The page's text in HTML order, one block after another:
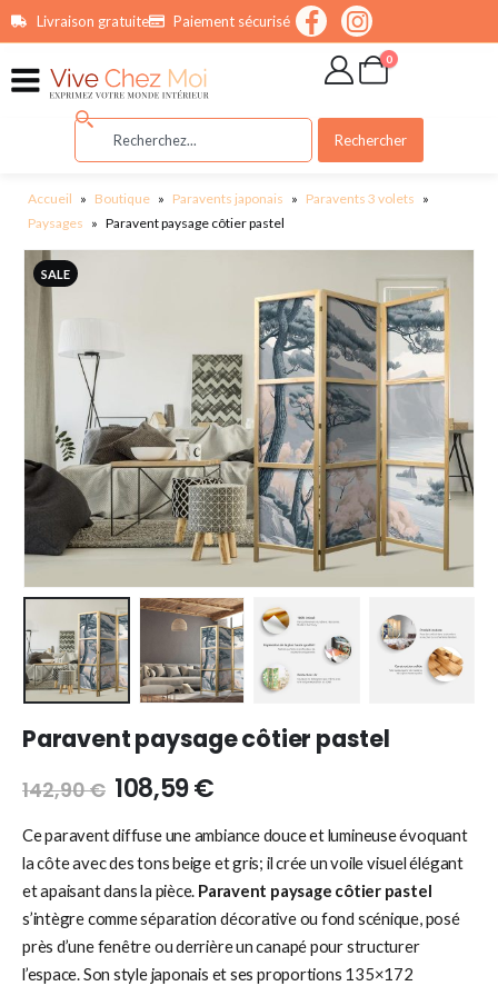
principalLivraison gratuite Paiement sécurisé
0
Rechercher
Accueil » Boutique » Paravents japonais » Paravents 3 volets »
Paysages » Paravent paysage côtier pastel
SALE
Paravent paysage côtier pastel
142,90€ 108,59€
Ce paravent diffuse une ambiance douce et lumineuse évoquant
la côte avec des tons beige et gris; il crée un voile visuel élégant
et apaisant dans la pièce. Paravent paysage côtier pastel
s’intègre comme séparation décorative ou fond scénique, posé
près d’une fenêtre ou derrière un canapé pour structurer
l’espace. Son style japonais et ses proportions 135×172